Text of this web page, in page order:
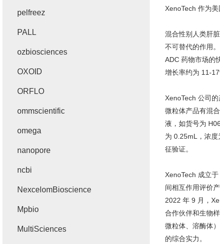
XenoTech 作为
混合性别人类肝
不可替代的作用
ADC 药物市场的
增长率约为 11-
XenoTech 公司
微粒体产品有混
液，如货号为
为 0.25mL，浓
征验证。
XenoTech 成立
间相互作用评价
2022 年 9 月，
合作伙伴和生物
微粒体、溶酶体
的综合实力。
pelfreez
PALL
ozbiosciences
OXOID
ORFLO
ommscientific
omega
nanopore
ncbi
NexcelomBioscience
Mpbio
MultiSciences